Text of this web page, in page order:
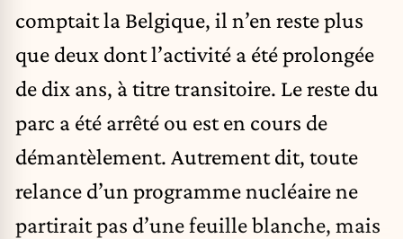
comptait la Belgique, il n’en reste plus
que deux dont l’activité a été prolongée
de dix ans, à titre transitoire. Le reste du
parc a été arrêté ou est en cours de
démantèlement. Autrement dit, toute
relance d’un programme nucléaire ne
partirait pas d’une feuille blanche, mais